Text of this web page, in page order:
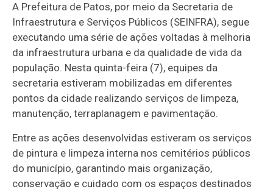
A Prefeitura de Patos, por meio da Secretaria de
Infraestrutura e Serviços Públicos (SEINFRA), segue
executando uma série de ações voltadas à melhoria
da infraestrutura urbana e da qualidade de vida da
população. Nesta quinta-feira (7), equipes da
secretaria estiveram mobilizadas em diferentes
pontos da cidade realizando serviços de limpeza,
manutenção, terraplanagem e pavimentação.
Entre as ações desenvolvidas estiveram os serviços
de pintura e limpeza interna nos cemitérios públicos
do município, garantindo mais organização,
conservação e cuidado com os espaços destinados